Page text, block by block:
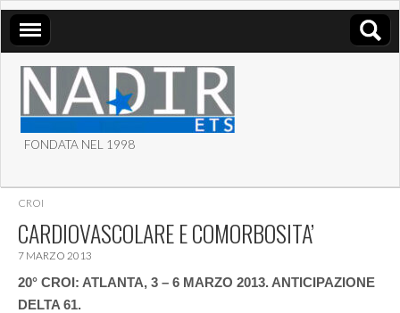
ASSOCIAZIONE NADIR
ETS
FONDATA NEL 1998
CROI
CARDIOVASCOLARE E COMORBOSITA’
7 MARZO 2013
20° CROI: ATLANTA, 3 – 6 MARZO 2013. ANTICIPAZIONE
DELTA 61.